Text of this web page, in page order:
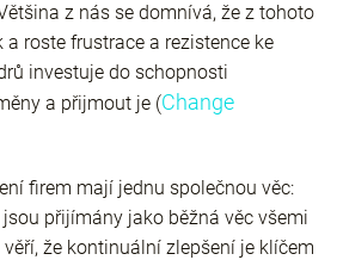
z nás se domnívá, že z tohoto
roste frustrace a rezistence ke
investuje do schopnosti
a přijmout je (Change
firem mají jednu společnou věc:
přijímány jako běžná věc všemi
že kontinuální zlepšení je klíčem